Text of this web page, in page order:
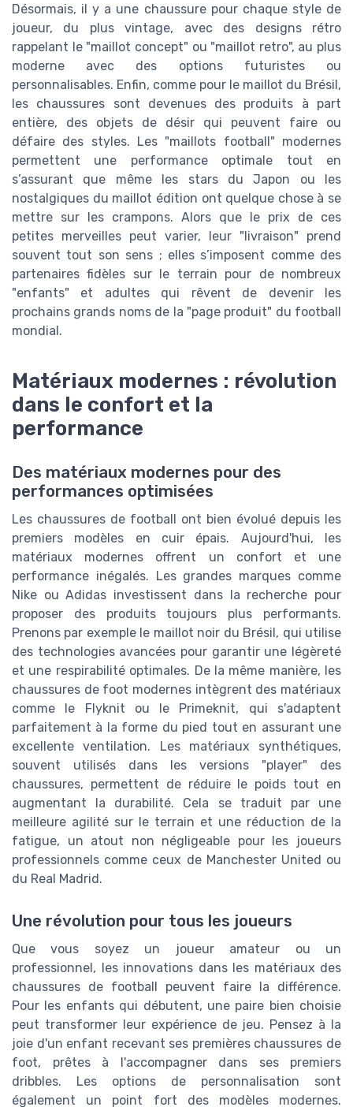
Désormais, il y a une chaussure pour chaque style de
joueur, du plus vintage, avec des designs rétro
rappelant le "maillot concept" ou "maillot retro", au plus
moderne avec des options futuristes ou
personnalisables. Enfin, comme pour le maillot du Brésil,
les chaussures sont devenues des produits à part
entière, des objets de désir qui peuvent faire ou
défaire des styles. Les "maillots football" modernes
permettent une performance optimale tout en
s’assurant que même les stars du Japon ou les
nostalgiques du maillot édition ont quelque chose à se
mettre sur les crampons. Alors que le prix de ces
petites merveilles peut varier, leur "livraison" prend
souvent tout son sens ; elles s’imposent comme des
partenaires fidèles sur le terrain pour de nombreux
"enfants" et adultes qui rêvent de devenir les
prochains grands noms de la "page produit" du football
mondial.
Matériaux modernes : révolution
dans le confort et la
performance
Des matériaux modernes pour des
performances optimisées
Les chaussures de football ont bien évolué depuis les
premiers modèles en cuir épais. Aujourd'hui, les
matériaux modernes offrent un confort et une
performance inégalés. Les grandes marques comme
Nike ou Adidas investissent dans la recherche pour
proposer des produits toujours plus performants.
Prenons par exemple le maillot noir du Brésil, qui utilise
des technologies avancées pour garantir une légèreté
et une respirabilité optimales. De la même manière, les
chaussures de foot modernes intègrent des matériaux
comme le Flyknit ou le Primeknit, qui s'adaptent
parfaitement à la forme du pied tout en assurant une
excellente ventilation. Les matériaux synthétiques,
souvent utilisés dans les versions "player" des
chaussures, permettent de réduire le poids tout en
augmentant la durabilité. Cela se traduit par une
meilleure agilité sur le terrain et une réduction de la
fatigue, un atout non négligeable pour les joueurs
professionnels comme ceux de Manchester United ou
du Real Madrid.
Une révolution pour tous les joueurs
Que vous soyez un joueur amateur ou un
professionnel, les innovations dans les matériaux des
chaussures de football peuvent faire la différence.
Pour les enfants qui débutent, une paire bien choisie
peut transformer leur expérience de jeu. Pensez à la
joie d'un enfant recevant ses premières chaussures de
foot, prêtes à l'accompagner dans ses premiers
dribbles. Les options de personnalisation sont
également un point fort des modèles modernes.